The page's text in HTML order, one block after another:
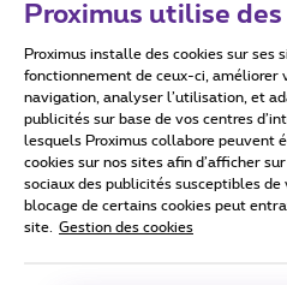
Conditions d'utilisation
Tous droits réservés. © 2026
Conditions générales, info
Proximus utilise des
Proximus installe des cookies sur ses
fonctionnement de ceux-ci, améliorer
navigation, analyser l’utilisation, et
publicités sur base de vos centres
lesquels Proximus collabore peuvent
cookies sur nos sites afin d’afficher
sociaux des publicités susceptibles
blocage de certains cookies peut
site.
Gestion des cookies